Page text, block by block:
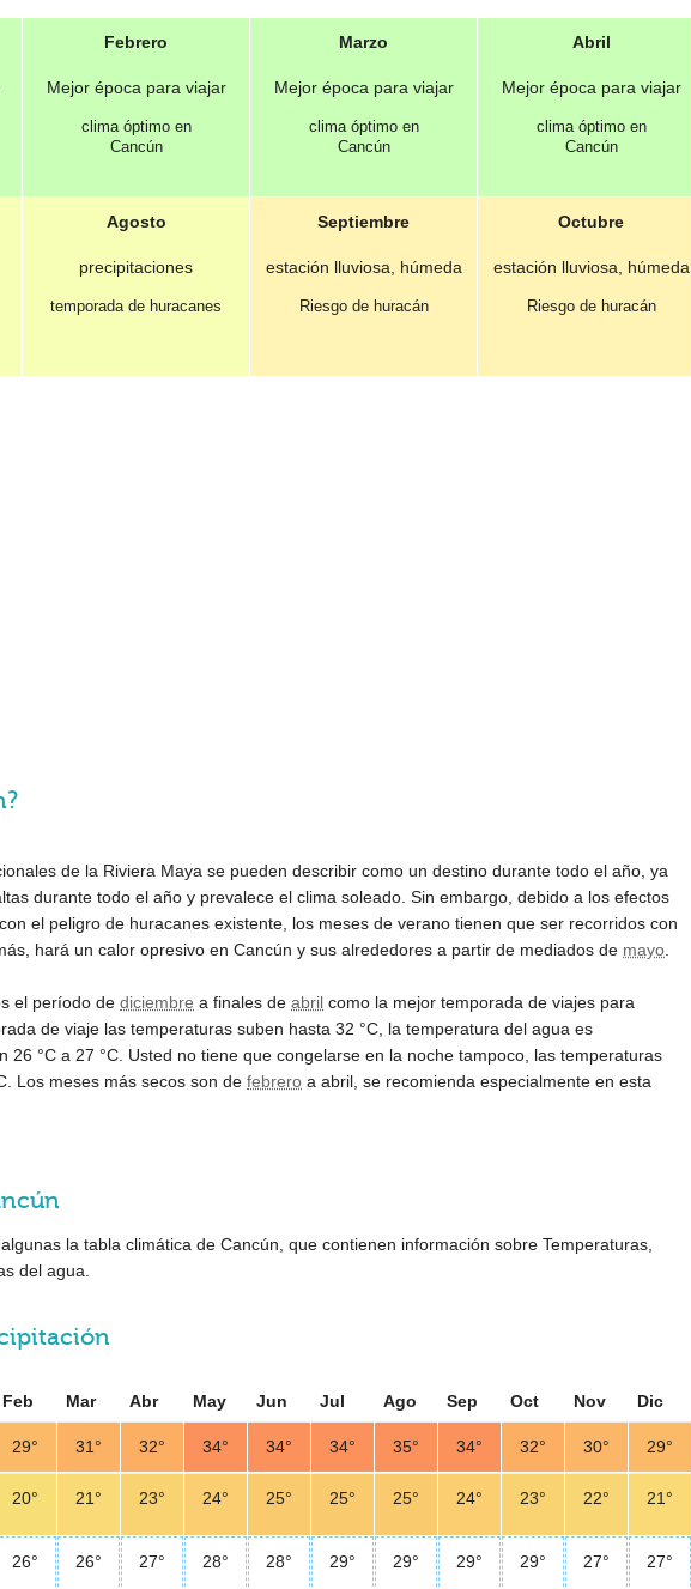
Febrero
Mejor época para viajar
clima óptimo en
Cancún
Marzo
Mejor época para viajar
clima óptimo en
Cancún
Abril
Mejor época para viajar
clima óptimo en
Cancún
Agosto
precipitaciones
temporada de huracanes
Septiembre
estación lluviosa, húmeda
Riesgo de huracán
Octubre
estación lluviosa, húmeda
Riesgo de huracán
de la Riviera Maya se pueden describir como un destino durante todo el año, ya
durante todo el año y prevalece el clima soleado. Sin embargo, debido a los efectos
el peligro de huracanes existente, los meses de verano tienen que ser recorridos con
hará un calor opresivo en Cancún y sus alrededores a partir de mediados de mayo.
el período de diciembre a finales de abril como la mejor temporada de viajes para
de viaje las temperaturas suben hasta 32 °C, la temperatura del agua es
26 °C a 27 °C. Usted no tiene que congelarse en la noche tampoco, las temperaturas
. Los meses más secos son de febrero a abril, se recomienda especialmente en esta
la tabla climática de Cancún, que contienen información sobre Temperaturas,
del agua.
Feb Mar Abr May Jun Jul Ago Sep Oct Nov
Dic
29° 31° 32° 34° 34° 34° 35° 34° 32° 30° 29°
20° 21° 23° 24° 25° 25° 25° 24° 23° 22° 21°
26° 26° 27° 28° 28° 29° 29° 29° 29° 27° 27°